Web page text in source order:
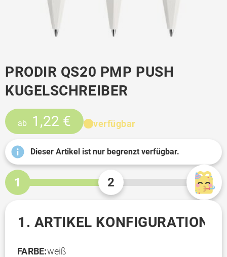
PRODIR QS20 PMP PUSH
KUGELSCHREIBER
ab 1,22 € verfügbar
Dieser Artikel ist nur begrenzt verfügbar.
1 2
1. ARTIKEL KONFIGURATION
FARBE:weiß